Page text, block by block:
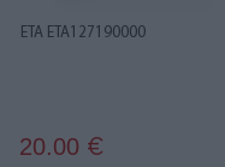
ETA ETA127190000
20.00 €